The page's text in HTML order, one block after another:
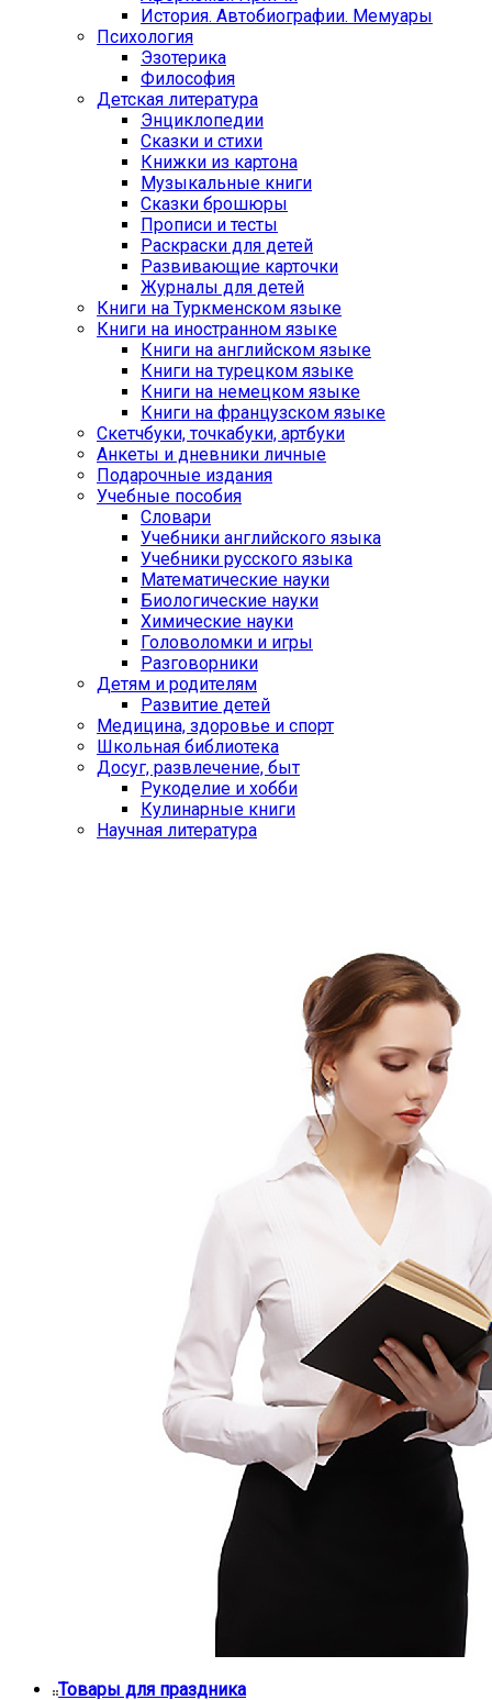
История. Автобиографии. Мемуары
Психология
Эзотерика
Философия
Детская литература
Энциклопедии
Сказки и стихи
Книжки из картона
Музыкальные книги
Сказки брошюры
Прописи и тесты
Раскраски для детей
Развивающие карточки
Журналы для детей
Книги на Туркменском языке
Книги на иностранном языке
Книги на английском языке
Книги на турецком языке
Книги на немецком языке
Книги на французском языке
Cкетчбуки, точкабуки, артбуки
Анкеты и дневники личные
Подарочные издания
Учебные пособия
Словари
Учебники английского языка
Учебники русского языка
Математические науки
Биологические науки
Химические науки
Головоломки и игры
Разговорники
Детям и родителям
Развитие детей
Медицина, здоровье и спорт
Школьная библиотека
Досуг, развлечение, быт
Рукоделие и хобби
Кулинарные книги
Научная литература
Товары для праздника